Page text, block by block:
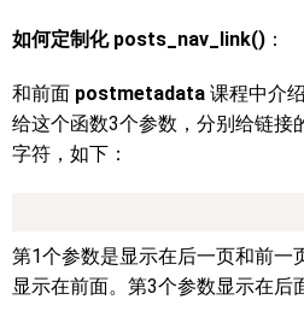
如何定制化 posts_nav_link() ：
和前面 postmetadata 课程中介
给这个函数3个参数，分别给链接
字符，如下：
第1个参数是显示在后一页和前一
显示在前面。第3个参数显示在后